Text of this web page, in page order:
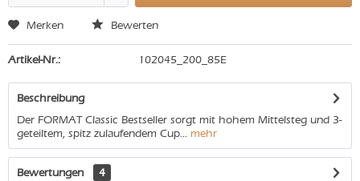
Merken Bewerten
Artikel-Nr.: 102045_200_85E
Beschreibung
Der FORMAT Classic Bestseller sorgt mit hohem Mittelsteg und 3-
geteiltem, spitz zulaufendem Cup... mehr
Bewertungen
4